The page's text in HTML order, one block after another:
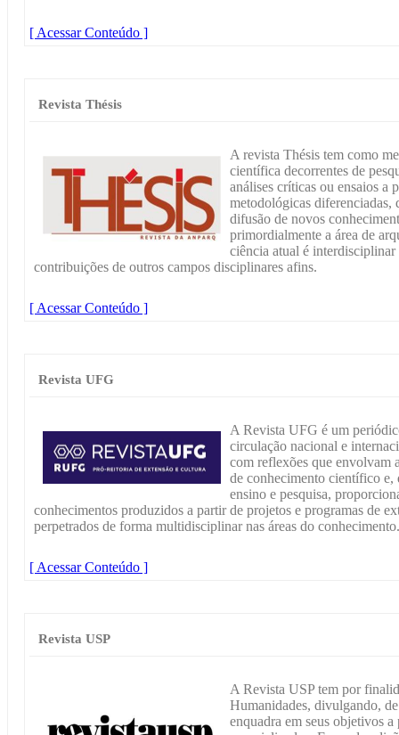
[ Acessar Conteúdo ]
Revista Thésis
A revista Thésis tem como
científica decorrentes de
análises críticas ou ensaios a
metodológicas diferenciadas,
difusão de novos
primordialmente a área de
ciência atual é
contribuições de outros campos disciplinares afins.
[ Acessar Conteúdo ]
Revista UFG
A Revista UFG é um
circulação nacional e
com reflexões que envolvam
de conhecimento científico e,
ensino e pesquisa,
conhecimentos produzidos a partir de projetos e programas de
perpetrados de forma multidisciplinar nas áreas do conhecimento.
[ Acessar Conteúdo ]
Revista USP
A Revista USP tem por
Humanidades, divulgando,
enquadra em seus objetivos